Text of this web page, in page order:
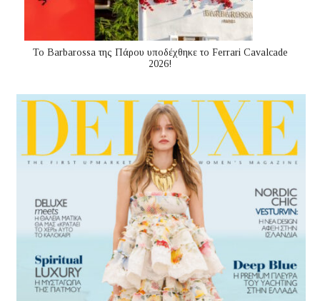
Το Barbarossa της Πάρου υποδέχθηκε το Ferrari Cavalcade
2026!